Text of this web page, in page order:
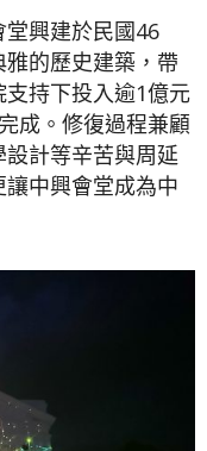
興建於民國46
的歷史建築，帶
持下投入逾1億元
成。修復過程兼顧
計等辛苦與周延
中興會堂成為中